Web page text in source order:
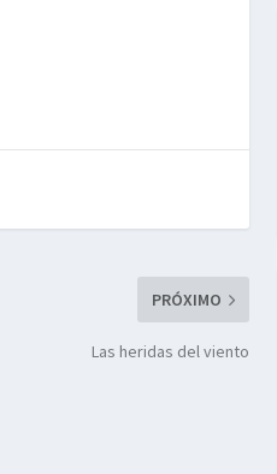
PRÓXIMO
Las heridas del viento